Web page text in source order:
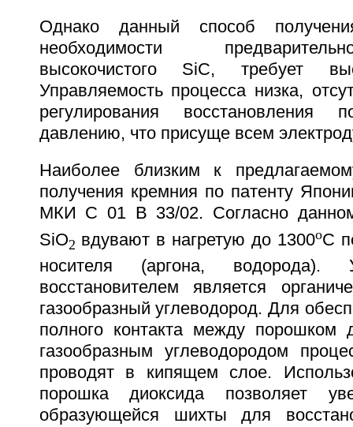
Однако данный способ
необходимости
высокочистого SiC, требует
Управляемость процесса низка,
регулирования
давлению, что присуще всем
Наиболее близким к
получения кремния по патенту
МКИ C 01 B 33/02. Согласно
SiO2 вдувают в нагретую до 1300oC
носителя (аргона, водорода).
восстановителем является
газообразный углеводород. Для
полного контакта между порошком
газообразным углеводородом
проводят в кипящем слое.
порошка диоксида позволяет
образующейся шихты для